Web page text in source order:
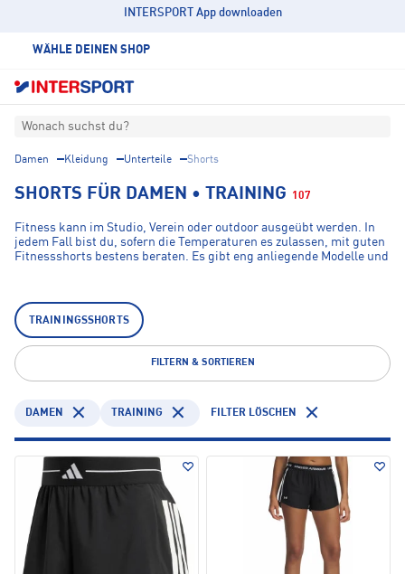
INTERSPORT App downloaden
WÄHLE DEINEN SHOP
Wonach suchst du?
Damen Kleidung Unterteile Shorts
SHORTS FÜR DAMEN • TRAINING 107
Fitness kann im Studio, Verein oder outdoor ausgeübt werden. In
jedem Fall bist du, sofern die Temperaturen es zulassen, mit guten
Fitnessshorts bestens beraten. Es gibt eng anliegende Modelle und
Bund sorgt für Komfort. Bei den vielen Ausführungen und Farben
ist sicher eine stylishe Hose für dich dabei. Im INTERSPORT
Onlineshop findest du unter anderem Fitnessshorts der Marken
Under Armour, Adidas und Energetics. Damit bist du in Sachen
Shorts für deine Fitness optimal ausgestattet.
TRAININGSSHORTS
FILTERN & SORTIEREN
DAMEN TRAINING FILTER LÖSCHEN